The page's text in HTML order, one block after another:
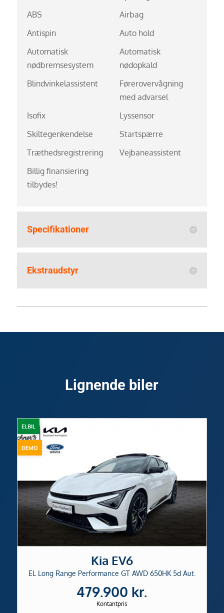
ABS
Airbag
Antispin
Auto hold
Automatisk
nødbremsesystem
Automatisk
nødopkald
Blindvinkelassistent
Førerovervågning
med advarsel
Isofix
Lyssensor
Skiltegenkendelse
Startspærre
Træthedsregistrering
Vejbaneassistent
Billig finansiering
tilbydes!
Specifikationer
Ekstraudstyr
Lignende biler
ELBIL
DEMO
Kia EV6
EL Long Range Performance GT AWD 650HK 5d Aut.
479.900 kr.
Kontantpris